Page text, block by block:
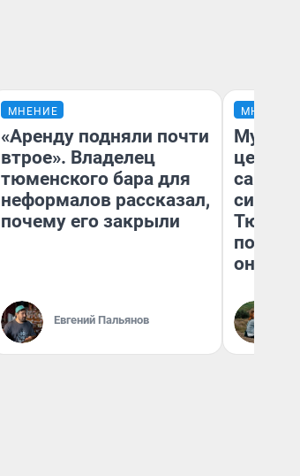
МНЕНИЕ
«Аренду подняли почти
втрое». Владелец
тюменского бара для
неформалов рассказал,
почему его закрыли
Евгений Пальянов
МНЕНИЕ
Музей
они